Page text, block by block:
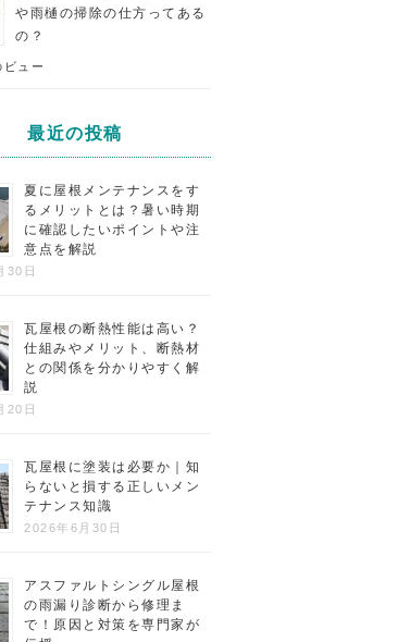
や雨樋の掃除の仕方ってある
の？
ュー
最近の投稿
夏に屋根メンテナンスをす
るメリットとは？暑い時期
に確認したいポイントや注
意点を解説
30日
瓦屋根の断熱性能は高い？
仕組みやメリット、断熱材
との関係を分かりやすく解
説
20日
瓦屋根に塗装は必要か｜知
らないと損する正しいメン
テナンス知識
2026年6月30日
アスファルトシングル屋根
の雨漏り診断から修理ま
で！原因と対策を専門家が